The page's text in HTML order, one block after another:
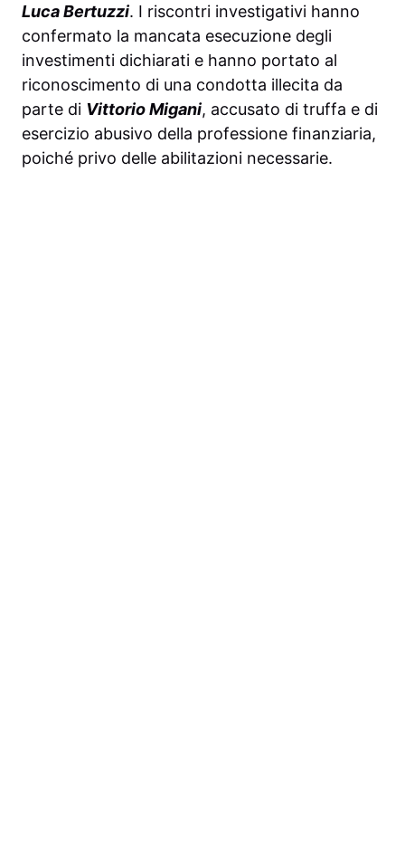
Luca Bertuzzi. I riscontri investigativi hanno
confermato la mancata esecuzione degli
investimenti dichiarati e hanno portato al
riconoscimento di una condotta illecita da
parte di Vittorio Migani, accusato di truffa e di
esercizio abusivo della professione finanziaria,
poiché privo delle abilitazioni necessarie.